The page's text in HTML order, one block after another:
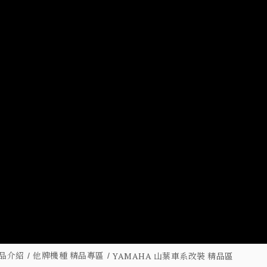
介紹 他牌機種 精品專區 YAMAHA 山葉車系改裝 精品區